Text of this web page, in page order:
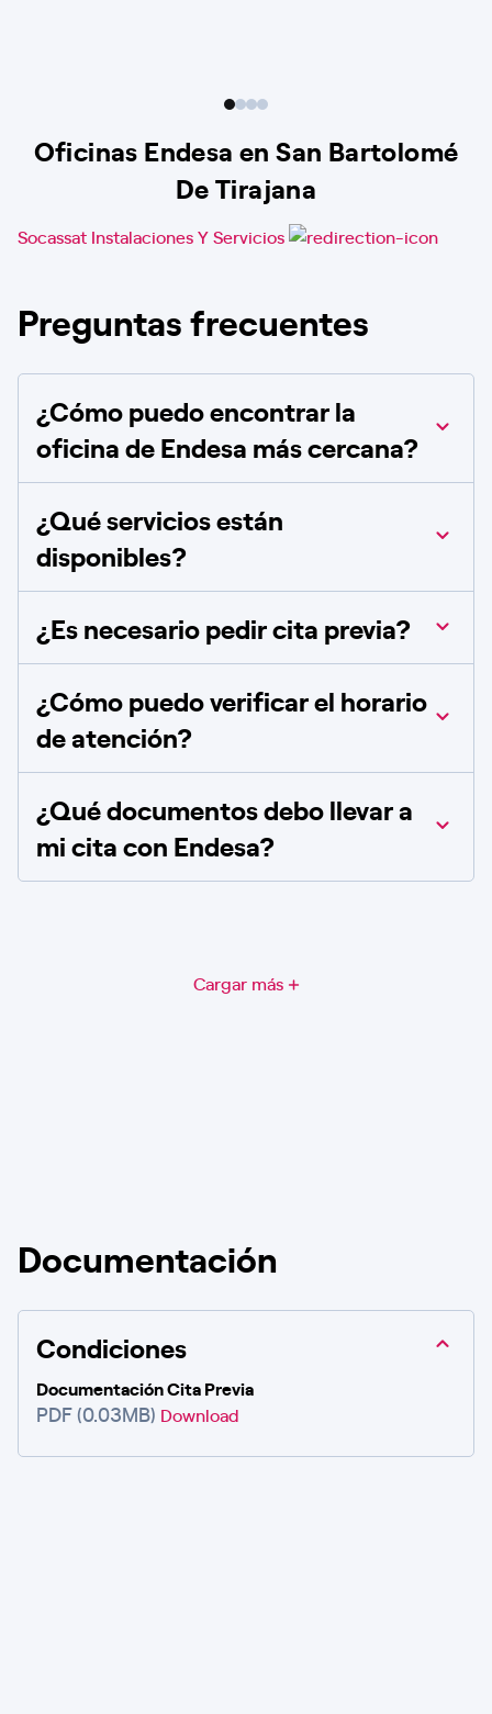
Oficinas Endesa en San Bartolomé
De Tirajana
Socassat Instalaciones Y Servicios
Preguntas frecuentes
¿Cómo puedo encontrar la
oficina de Endesa más cercana?
¿Qué servicios están
disponibles?
¿Es necesario pedir cita previa?
¿Cómo puedo verificar el horario
de atención?
¿Qué documentos debo llevar a
mi cita con Endesa?
Cargar más
Documentación
Condiciones
Documentación Cita Previa
PDF (0.03MB) Download